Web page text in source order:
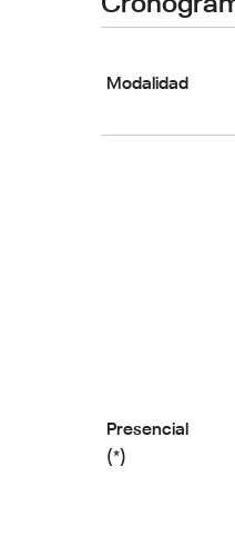
Modalidad
Presencial
(*)